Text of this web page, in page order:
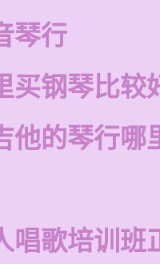
琴行
买钢琴比较
他的琴行哪
唱歌培训班